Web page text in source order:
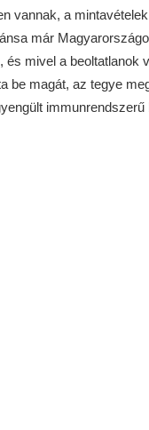
vannak, a
már
mivel a beoltatlanok
be magát, az tegye